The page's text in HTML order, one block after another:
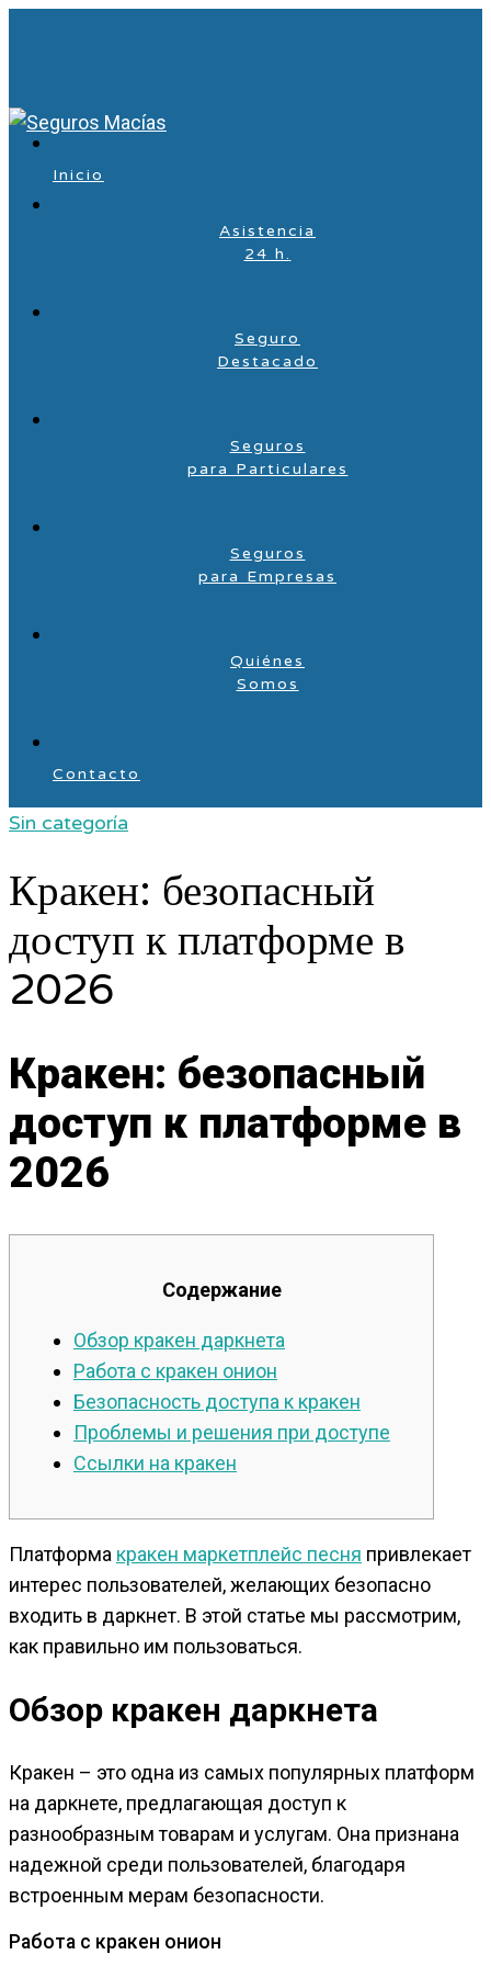
Inicio
Asistencia
24 h.
Seguro
Destacado
Seguros
para Particulares
Seguros
para Empresas
Quiénes
Somos
Contacto
Sin categoría
Кракен: безопасный
доступ к платформе в
2026
Кракен: безопасный
доступ к платформе в
2026
Содержание
Обзор кракен даркнета
Работа с кракен онион
Безопасность доступа к кракен
Проблемы и решения при доступе
Ссылки на кракен
Платформа кракен маркетплейс песня привлекает
интерес пользователей, желающих безопасно
входить в даркнет. В этой статье мы рассмотрим,
как правильно им пользоваться.
Обзор кракен даркнета
Кракен – это одна из самых популярных платформ
на даркнете, предлагающая доступ к
разнообразным товарам и услугам. Она признана
надежной среди пользователей, благодаря
встроенным мерам безопасности.
Работа с кракен онион